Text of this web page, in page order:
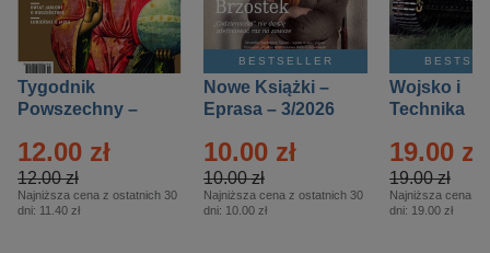
Tygodnik
Powszechny –
12.00 zł
12.00 zł
Najniższa cena z ostatnich 30
dni: 11.40 zł
BESTSELLER
Nowe Książki –
Eprasa – 3/2026
10.00 zł
10.00 zł
Najniższa cena z ostatnich 30
dni: 10.00 zł
Wojsko i
Technika
– 2/2026
19.00 zł
19.00 zł
Najniższa cena z
dni: 19.00 zł